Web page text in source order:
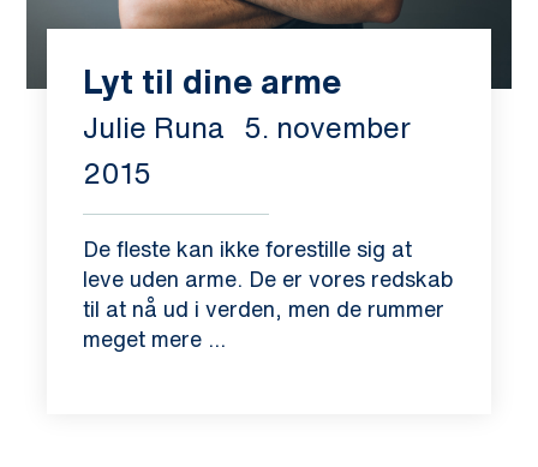
Lyt til dine arme
Julie Runa
5. november
2015
De fleste kan ikke forestille sig at
leve uden arme. De er vores redskab
til at nå ud i verden, men de rummer
meget mere ...